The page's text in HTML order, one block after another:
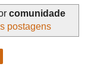
comunidade
postagens